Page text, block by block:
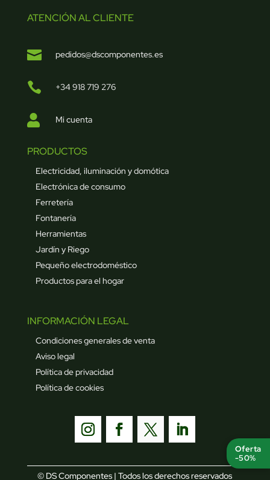
ATENCIÓN AL CLIENTE
 pedidos@dscomponentes.es
 +34 918 719 276
 Mi cuenta
PRODUCTOS
Electricidad, iluminación y domótica
Electrónica de consumo
Ferretería
Fontanería
Herramientas
Jardín y Riego
Pequeño electrodoméstico
Productos para el hogar
INFORMACIÓN LEGAL
Condiciones generales de venta
Aviso legal
Política de privacidad
Política de cookies
© DS Componentes | Todos los derechos reservados
Oferta
-50%